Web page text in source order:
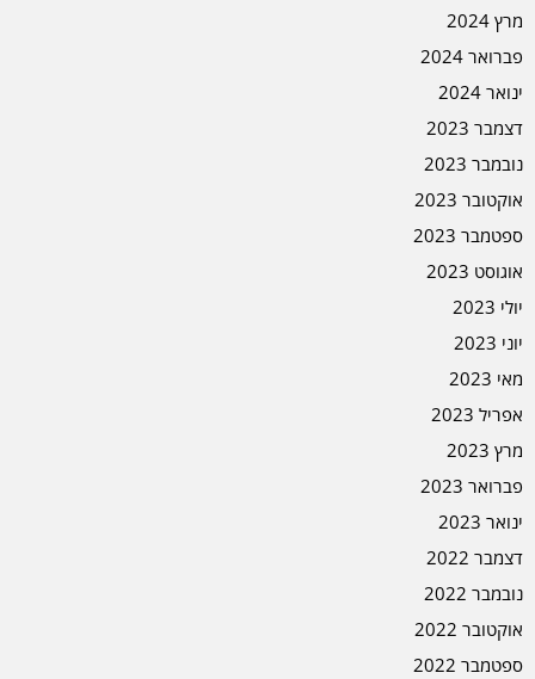
מרץ 2024
פברואר 2024
ינואר 2024
דצמבר 2023
נובמבר 2023
אוקטובר 2023
ספטמבר 2023
אוגוסט 2023
יולי 2023
יוני 2023
מאי 2023
אפריל 2023
מרץ 2023
פברואר 2023
ינואר 2023
דצמבר 2022
נובמבר 2022
אוקטובר 2022
ספטמבר 2022